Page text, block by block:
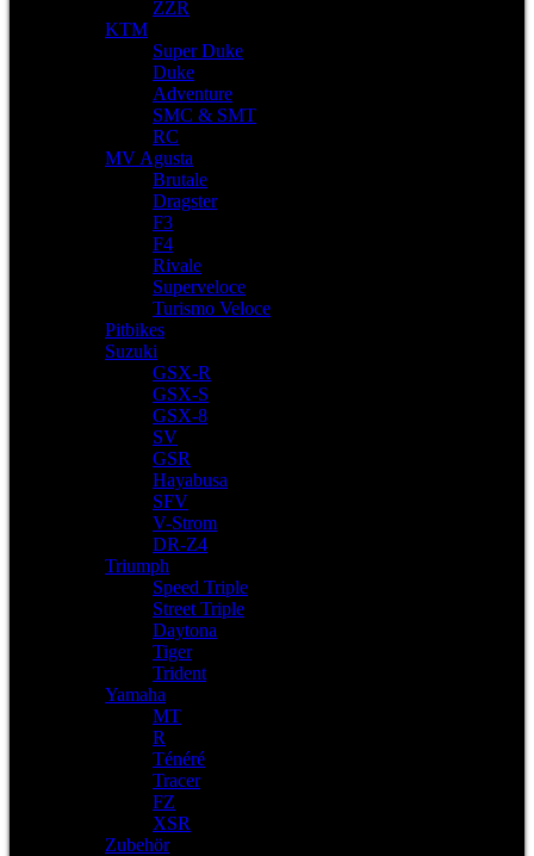
ZZR
KTM
Super Duke
Duke
Adventure
SMC & SMT
RC
MV Agusta
Brutale
Dragster
F3
F4
Rivale
Superveloce
Turismo Veloce
Pitbikes
Suzuki
GSX-R
GSX-S
GSX-8
SV
GSR
Hayabusa
SFV
V-Strom
DR-Z4
Triumph
Speed Triple
Street Triple
Daytona
Tiger
Trident
Yamaha
MT
R
Ténéré
Tracer
FZ
XSR
Zubehör